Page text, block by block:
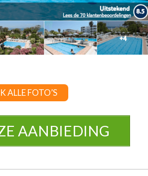
ALLE FOTO’S
AANBIEDING